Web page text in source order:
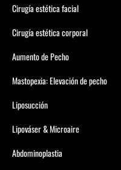
Cirugía estética facial
Cirugía estética corporal
Aumento de Pecho
Mastopexia: Elevación de pecho
Liposucción
Lipováser & Microaire
Abdominoplastia